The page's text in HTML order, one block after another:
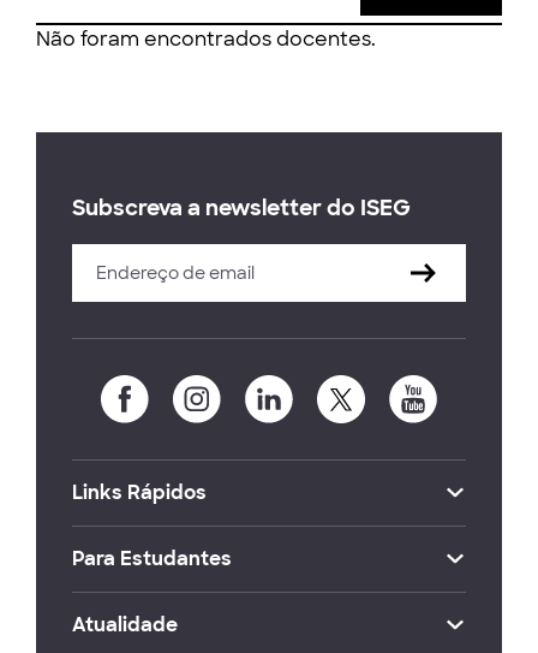
Não foram encontrados docentes.
Subscreva a newsletter do ISEG
Links Rápidos
Para Estudantes
Atualidade